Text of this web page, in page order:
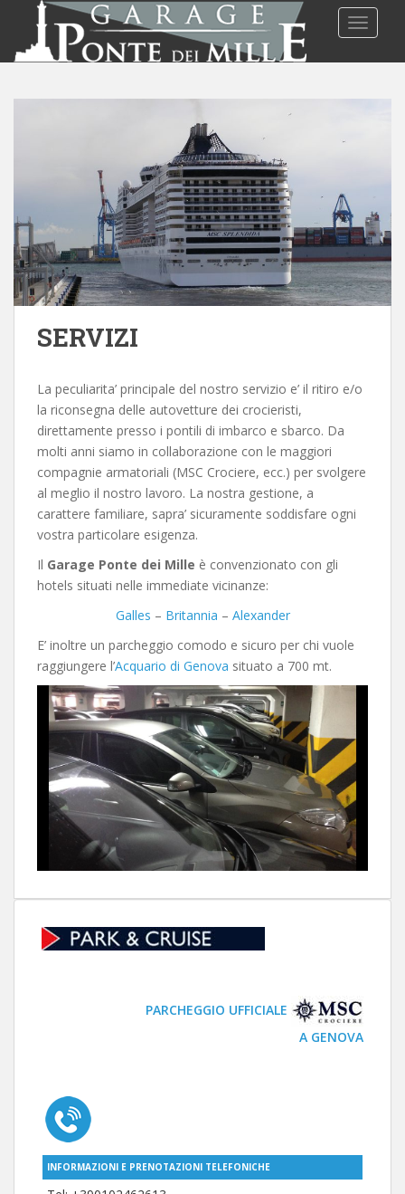
SERVIZI
La peculiarita’ principale del nostro servizio e’ il ritiro e/o
la riconsegna delle autovetture dei crocieristi,
direttamente presso i pontili di imbarco e sbarco. Da
molti anni siamo in collaborazione con le maggiori
compagnie armatoriali (MSC Crociere, ecc.) per svolgere
al meglio il nostro lavoro. La nostra gestione, a
carattere familiare, sapra’ sicuramente soddisfare ogni
vostra particolare esigenza.
Il Garage Ponte dei Mille è convenzionato con gli
hotels situati nelle immediate vicinanze:
Galles – Britannia – Alexander
E’ inoltre un parcheggio comodo e sicuro per chi vuole
raggiungere l’Acquario di Genova situato a 700 mt.
PARCHEGGIO UFFICIALE
A GENOVA
INFORMAZIONI E PRENOTAZIONI TELEFONICHE